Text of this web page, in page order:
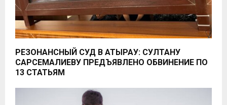
РЕЗОНАНСНЫЙ СУД В АТЫРАУ: СУЛТАНУ
САРСЕМАЛИЕВУ ПРЕДЪЯВЛЕНО ОБВИНЕНИЕ ПО
13 СТАТЬЯМ